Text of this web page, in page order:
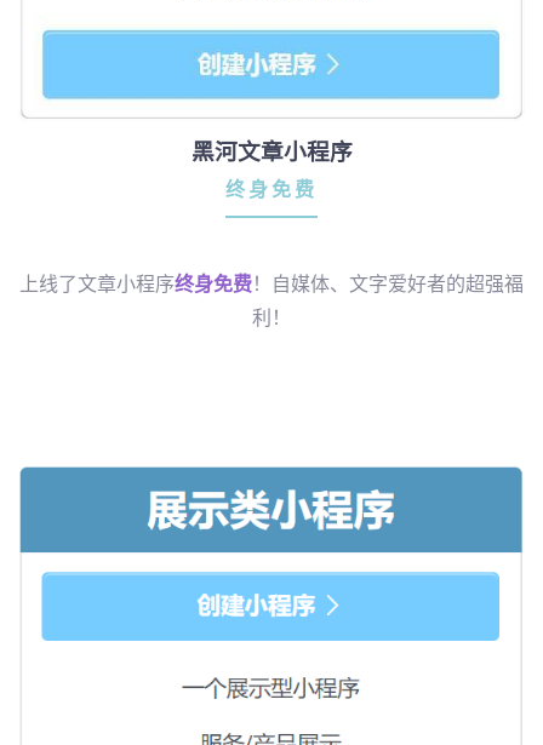
黑河文章小程序
终身免费
上线了文章小程序终身免费！自媒体、文字爱好者的超强福
利！